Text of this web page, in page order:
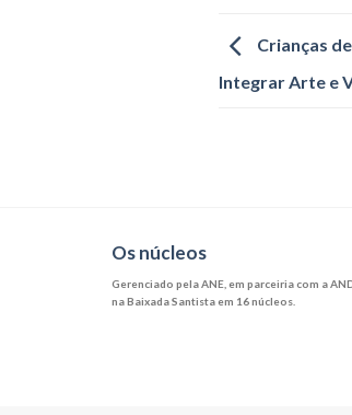
Crianças
Integrar Arte e
Os núcleos
Gerenciado pela ANE, em parceiria com a
na Baixada Santista em 16 núcleos.